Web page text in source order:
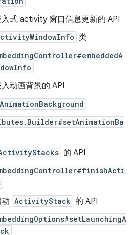
式 activity 窗口信息更新的 API
类
动画背景的 API
的 API
ActivityStack 的 API